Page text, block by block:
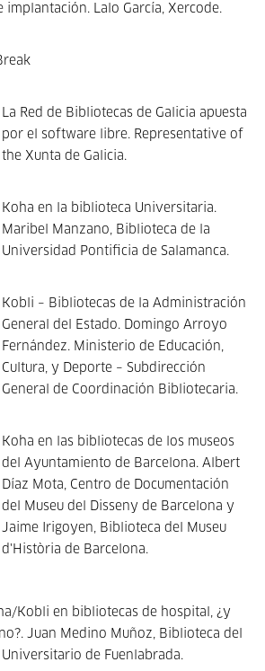
implantación. Lalo García, Xercode.
La Red de Bibliotecas de Galicia apuesta
por el software libre. Representative of
the Xunta de Galicia.
Koha en la biblioteca Universitaria.
Maribel Manzano, Biblioteca de la
Universidad Pontificia de Salamanca.
Kobli – Bibliotecas de la Administración
General del Estado. Domingo Arroyo
Fernández. Ministerio de Educación,
Cultura, y Deporte – Subdirección
General de Coordinación Bibliotecaria.
Koha en las bibliotecas de los museos
del Ayuntamiento de Barcelona. Albert
Díaz Mota, Centro de Documentación
del Museu del Disseny de Barcelona y
Jaime Irigoyen, Biblioteca del Museu
d'Història de Barcelona.
Kobli en bibliotecas de hospital, ¿y
Juan Medino Muñoz, Biblioteca del
de Fuenlabrada.